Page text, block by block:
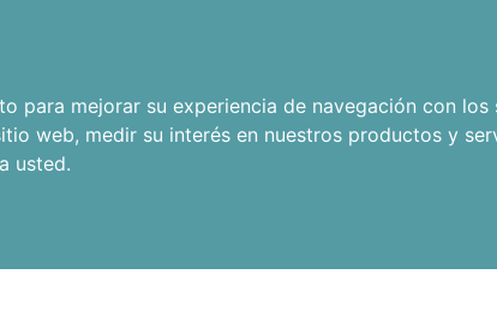
mejorar su experiencia de navegación con los
web, medir su interés en nuestros productos y
usted.